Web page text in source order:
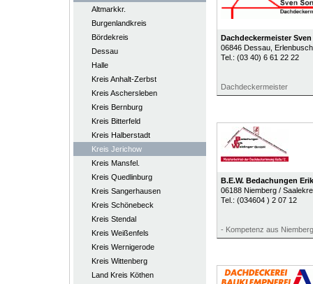
Altmarkkr.
Burgenlandkreis
Bördekreis
Dessau
Halle
Kreis Anhalt-Zerbst
Kreis Aschersleben
Kreis Bernburg
Kreis Bitterfeld
Kreis Halberstadt
Kreis Jerichow
Kreis Mansfel.
Kreis Quedlinburg
Kreis Sangerhausen
Kreis Schönebeck
Kreis Stendal
Kreis Weißenfels
Kreis Wernigerode
Kreis Wittenberg
Land Kreis Köthen
Dachdeckermeister
06846 Dessau,
Tel.: (03 40) 6 61 22 22
Dachdeckermeister
B.E.W. Bedachungen
06188 Niemberg /
Tel.: (034604 ) 2 07 12
- Kompetenz aus